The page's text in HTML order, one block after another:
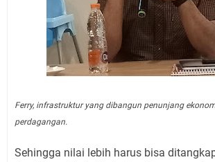
Ferry, infrastruktur yang dibangun penunjang
perdagangan.
Sehingga nilai lebih harus bisa